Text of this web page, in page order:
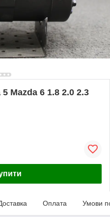
Mazda 6 1.8 2.0 2.3
Оплата Умови